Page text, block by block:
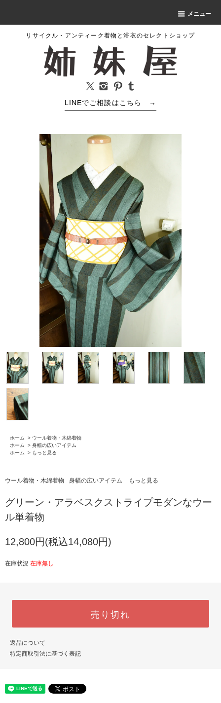
メニュー
リサイクル・アンティーク着物と浴衣のセレクトショップ
LINEでご相談はこちら →
ホーム > ウール着物・木綿着物
ホーム
> 身幅の広いアイテム
ホーム
> もっと見る
ウール着物・木綿着物 身幅の広いアイテム もっと見る
グリーン・アラベスクストライプモダンなウー
ル単着物
12,800円(税込14,080円)
在庫状況 在庫無し
売り切れ
返品について
特定商取引法に基づく表記